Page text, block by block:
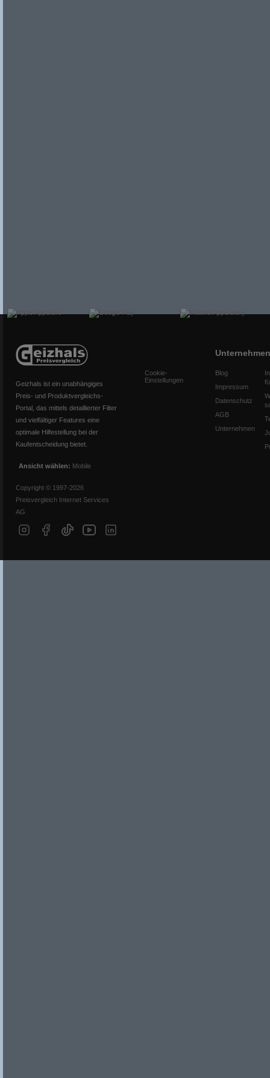
Geizhals ist ein unabhängiges
Preis- und Produktvergleichs-
Portal, das mittels detaillierter Filter
und vielfältiger Features eine
optimale Hilfestellung bei der
Kaufentscheidung bietet.
Ansicht wählen: Mobile
Copyright © 1997-2026
Preisvergleich Internet Services
AG
Cookie-
Einstellungen
Unternehmen
Blog
Impressum
Datenschutz
AGB
Unternehmen